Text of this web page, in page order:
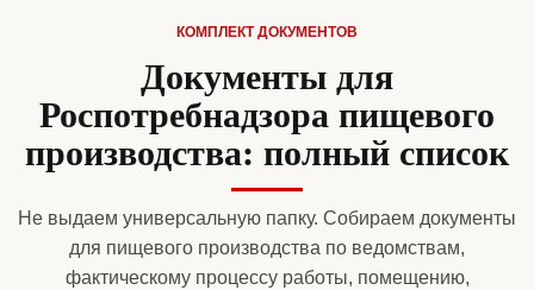
КОМПЛЕКТ ДОКУМЕНТОВ
Документы для
Роспотребнадзора пищевого
производства: полный список
Не выдаем универсальную папку. Собираем документы
для пищевого производства по ведомствам,
фактическому процессу работы, помещению,